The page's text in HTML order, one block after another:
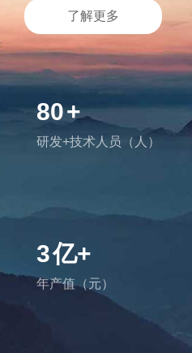
了解更多
80+
研发+技术人员（人）
3亿+
年产值（元）